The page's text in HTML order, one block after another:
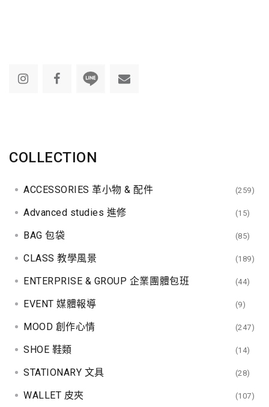
COLLECTION
ACCESSORIES 革小物 & 配件 (259)
Advanced studies 進修 (15)
BAG 包袋 (85)
CLASS 教學風景 (189)
ENTERPRISE & GROUP 企業團體包班 (44)
EVENT 媒體報導 (9)
MOOD 創作心情 (247)
SHOE 鞋類 (14)
STATIONARY 文具 (28)
WALLET 皮夾 (107)